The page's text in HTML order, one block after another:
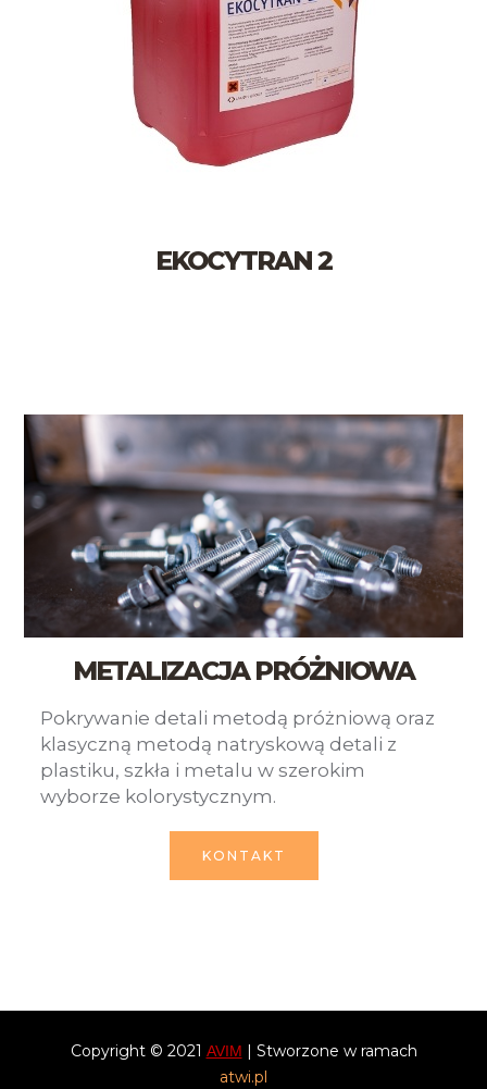
EKOCYTRAN 2
METALIZACJA PRÓŻNIOWA
Pokrywanie detali metodą próżniową oraz
klasyczną metodą natryskową detali z
plastiku, szkła i metalu w szerokim
wyborze kolorystycznym.
KONTAKT
Copyright © 2021 AVIM | Stworzone w ramach
atwi.pl